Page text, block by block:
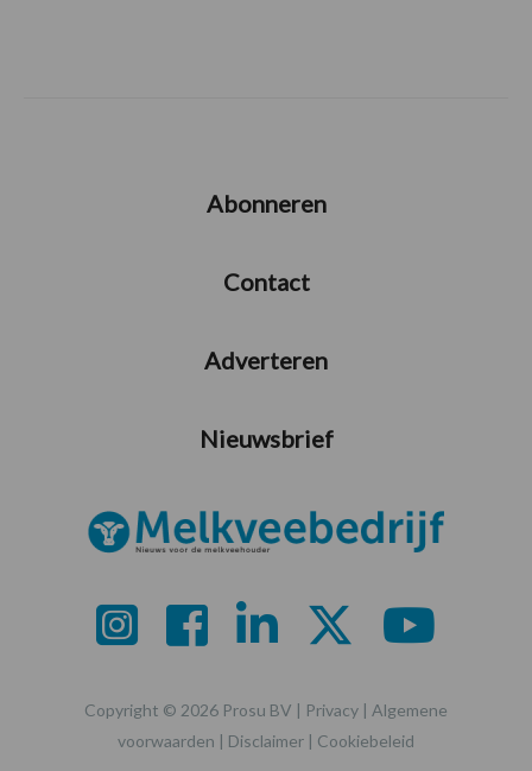
Abonneren
Contact
Adverteren
Nieuwsbrief
Copyright © 2026 Prosu BV | Privacy | Algemene
voorwaarden | Disclaimer | Cookiebeleid